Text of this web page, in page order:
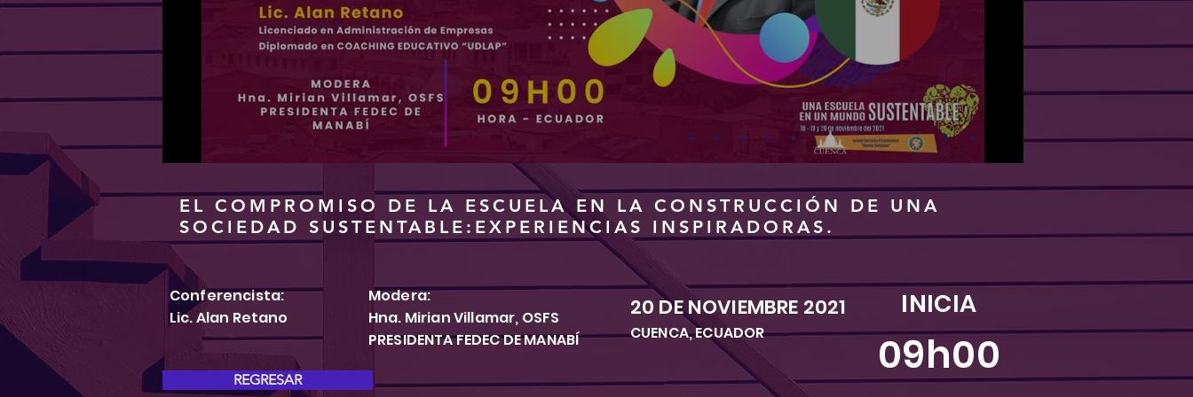
EL COMPROMISO DE LA ESCUELA EN LA CONSTRUCCIÓN DE UNA
SOCIEDAD SUSTENTABLE:EXPERIENCIAS INSPIRADORAS.
Conferencista:
Lic. Alan Retano
Modera:
Hna. Mirian Villamar, OSFS
PRESIDENTA FEDEC DE MANABÍ
20 DE NOVIEMBRE 2021
CUENCA, ECUADOR
INICIA
09h00
REGRESAR